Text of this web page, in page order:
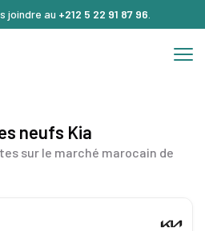
joindre au +212 5 22 91 87 96
neufs Kia
sur le marché marocain de